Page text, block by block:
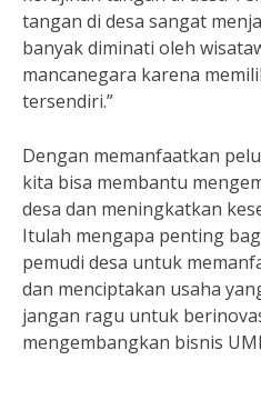
tangan di desa sangat
banyak diminati oleh
mancanegara karena
tersendiri.”
Dengan memanfaatkan
kita bisa membantu
desa dan meningkatkan
Itulah mengapa penting
pemudi desa untuk
dan menciptakan usaha
jangan ragu untuk
mengembangkan bisnis